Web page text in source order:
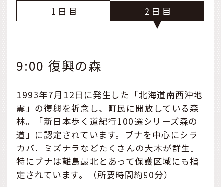
1 2
9:00 復興の森
1993年7月12日に発生した「北海道南西沖地
震」の復興を祈念し、町民に開放している森
林。「新日本歩く道紀行100選シリーズ森の
道」に認定されています。ブナを中心にシラ
カバ、ミズナラなどたくさんの大木が群生。
特にブナは離島最北とあって保護区域にも指
定されています。（所要時間約90分）